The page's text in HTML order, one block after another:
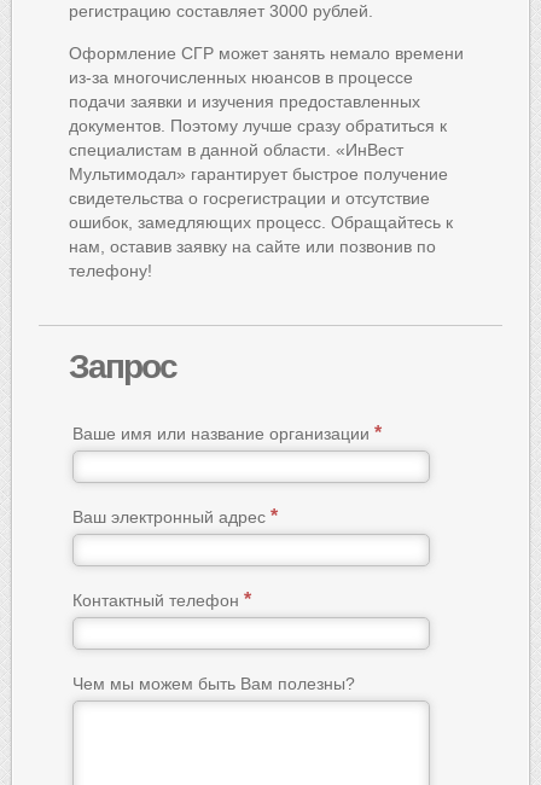
регистрацию составляет 3000 рублей.
Оформление СГР может занять немало времени
из-за многочисленных нюансов в процессе
подачи заявки и изучения предоставленных
документов. Поэтому лучше сразу обратиться к
специалистам в данной области. «ИнВест
Мультимодал» гарантирует быстрое получение
свидетельства о госрегистрации и отсутствие
ошибок, замедляющих процесс. Обращайтесь к
нам, оставив заявку на сайте или позвонив по
телефону!
Запрос
Ваше имя или название организации
Ваш электронный адрес
Контактный телефон
Чем мы можем быть Вам полезны?